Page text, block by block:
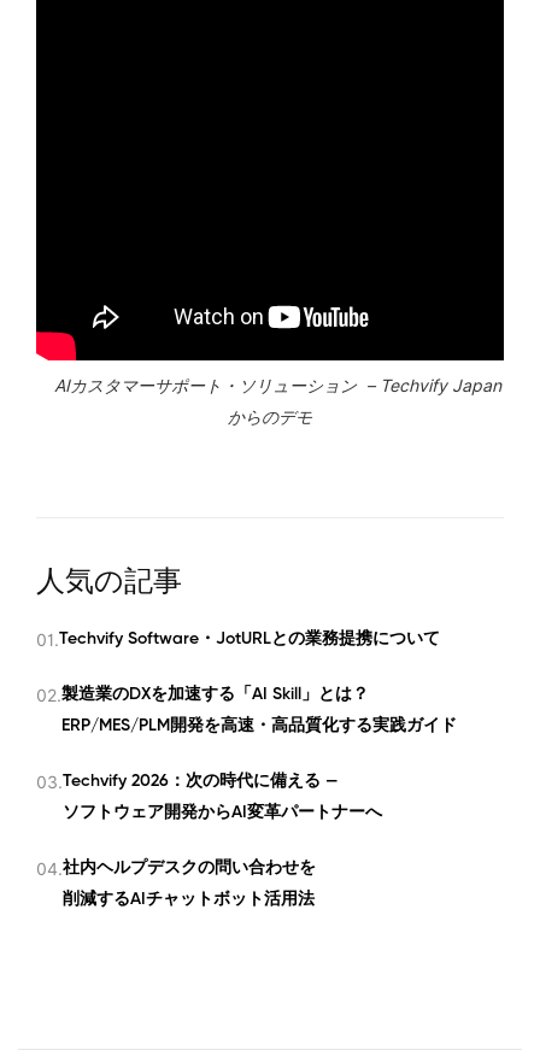
AIカスタマーサポート・ソリューション – Techvify Japan
からのデモ
人気の記事
01.Techvify Software・JotURLとの業務提携について
02.製造業のDXを加速する「AI Skill」とは？
ERP/MES/PLM開発を高速・高品質化する実践ガイド
03.Techvify 2026：次の時代に備える —
ソフトウェア開発からAI変革パートナーへ
04.社内ヘルプデスクの問い合わせを
削減するAIチャットボット活用法